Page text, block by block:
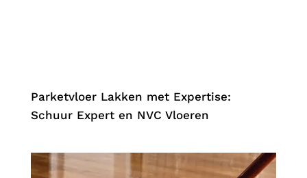
Parketvloer Lakken met Expertise:
Schuur Expert en NVC Vloeren